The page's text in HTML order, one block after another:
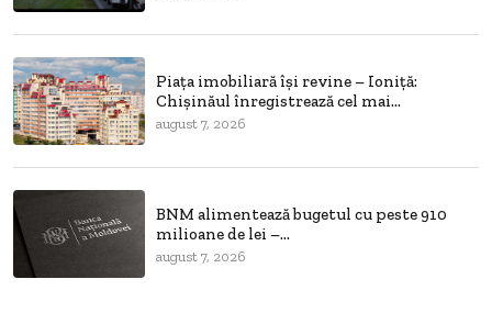
Piața imobiliară își revine – Ioniță:
Chișinăul înregistrează cel mai...
august 7, 2026
BNM alimentează bugetul cu peste 910
milioane de lei –...
august 7, 2026